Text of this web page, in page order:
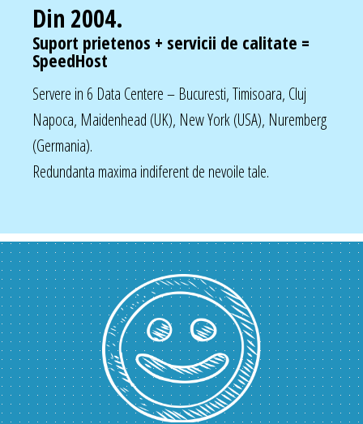
Din 2004.
Suport prietenos + servicii de calitate =
SpeedHost
Servere in 6 Data Centere – Bucuresti, Timisoara, Cluj
Napoca, Maidenhead (UK), New York (USA), Nuremberg
(Germania).
Redundanta maxima indiferent de nevoile tale.